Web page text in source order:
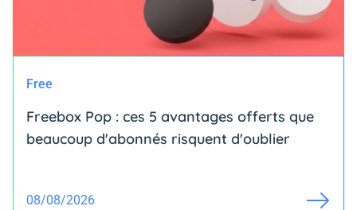
Free
Freebox Pop : ces 5 avantages offerts que
beaucoup d'abonnés risquent d'oublier
08/08/2026